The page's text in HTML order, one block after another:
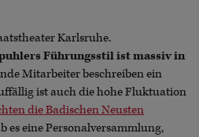
Karlsruhe.
Führungsstil ist massiv in
Mitarbeiter beschreiben ein
ist auch die hohe Fluktuation
die Badischen Neusten
es eine Personalversammlung,